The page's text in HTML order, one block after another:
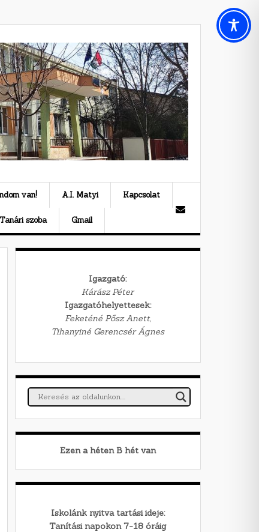
van! A.I. Matyi Kapcsolat
Tanári szoba Gmail
Igazgató:
Kárász Péter
Igazgatóhelyettesek:
Feketéné Pősz Anett,
Tihanyiné Gerencsér Ágnes
Ezen a héten Bhét van
Iskolánk nyitva tartási ideje:
Tanítási napokon 7-18 óráig